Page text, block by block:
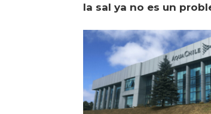
la sal ya no es un